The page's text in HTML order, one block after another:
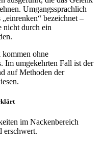
Umgangssprachlich
bezeichnet –
nicht durch ein
ohne
Im umgekehrten Fall ist der
auf Methoden der
im Nackenbereich
erschwert.